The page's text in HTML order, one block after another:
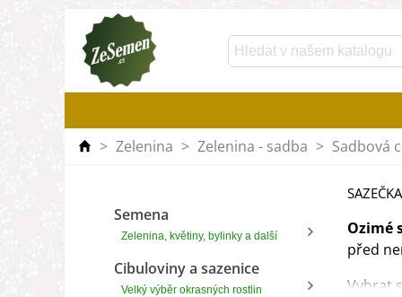
> Zelenina > Zelenina - sadba > Sadbová
Semena
Zelenina, květiny, bylinky a další
Cibuloviny a sazenice
Velký výběr okrasných rostlin
Ozimé
před
Vybrat